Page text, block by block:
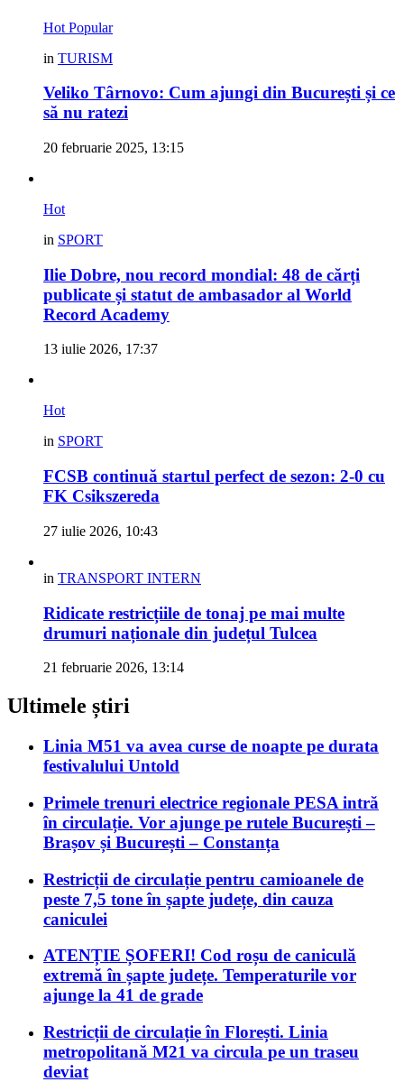
Hot Popular
in TURISM
Veliko Târnovo: Cum ajungi din București și ce
să nu ratezi
20 februarie 2025, 13:15
Hot
in SPORT
Ilie Dobre, nou record mondial: 48 de cărți
publicate și statut de ambasador al World
Record Academy
13 iulie 2026, 17:37
Hot
in SPORT
FCSB continuă startul perfect de sezon: 2-0 cu
FK Csikszereda
27 iulie 2026, 10:43
in TRANSPORT INTERN
Ridicate restricțiile de tonaj pe mai multe
drumuri naționale din județul Tulcea
21 februarie 2026, 13:14
Ultimele știri
Linia M51 va avea curse de noapte pe durata
festivalului Untold
Primele trenuri electrice regionale PESA intră
în circulație. Vor ajunge pe rutele București –
Brașov și București – Constanța
Restricții de circulație pentru camioanele de
peste 7,5 tone în șapte județe, din cauza
caniculei
ATENȚIE ȘOFERI! Cod roșu de caniculă
extremă în șapte județe. Temperaturile vor
ajunge la 41 de grade
Restricții de circulație în Florești. Linia
metropolitană M21 va circula pe un traseu
deviat